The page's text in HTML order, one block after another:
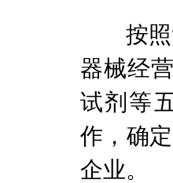
按照“
器械经
试剂等
作，确
企业。